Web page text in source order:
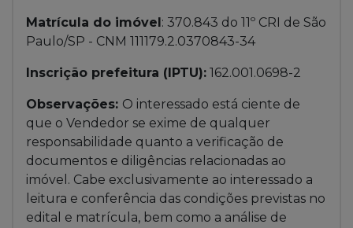
Matrícula do imóvel : 370.843 do 11º CRI de São
Paulo/SP - CNM 111179.2.0370843-34
Inscrição prefeitura (IPTU): 162.001.0698-2
Observações: O interessado está ciente de
que o Vendedor se exime de qualquer
responsabilidade quanto a verificação de
documentos e diligências relacionadas ao
imóvel. Cabe exclusivamente ao interessado a
leitura e conferência das condições previstas no
edital e matrícula, bem como a análise de